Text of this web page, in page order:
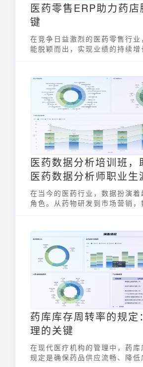
医药零售ERP助力药店
键
在竞争日益激烈的医药零售行业
能脱颖而出，实现业绩的持续增
运营，提升管理效率，还能帮
足顾客需求，最终实现腾飞。
医药数据分析培训班，
医药数据分析师职业生
在当今的医药行业，数据扮演着
角色。从药物研发到市场营销，
业目标。医药数据分析培训班
这一目标的理想选择。
药库库存周转率的规定
理的关键
在现代医疗机构的管理中，药库
规定是确保药品供应流畅、降低